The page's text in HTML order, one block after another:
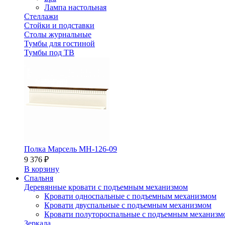
Лампа настольная
Стеллажи
Стойки и подставки
Столы журнальные
Тумбы для гостиной
Тумбы под ТВ
Полка Марсель МН-126-09
9 376 ₽
В корзину
Спальня
Деревянные кровати с подъемным механизмом
Кровати односпальные с подъемным механизмом
Кровати двуспальные с подъемным механизмом
Кровати полутороспальные с подъемным